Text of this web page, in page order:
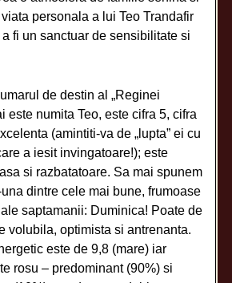
personala a lui Teo Trandafir
fi un sanctuar de sensibilitate si
de destin al „Reginei
este numita Teo, este cifra 5, cifra
(amintiti-va de „lupta” ei cu
a iesit invingatoare!); este
si razbatatoare. Sa mai spunem
dintre cele mai bune, frumoase
saptamanii: Duminica! Poate de
volubila, optimista si antrenanta.
este de 9,8 (mare) iar
rosu – predominant (90%) si